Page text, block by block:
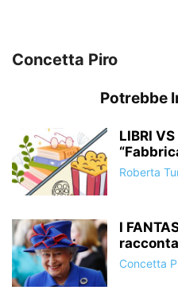
Concetta Piro
Potrebbe
LIBRI VS
Roberta
I
Concetta